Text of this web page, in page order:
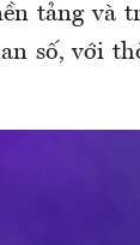
tảng và
số, với